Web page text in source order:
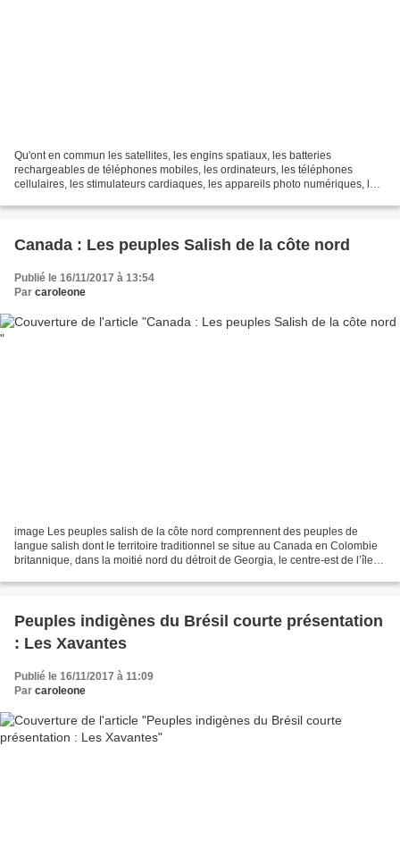
Qu'ont en commun les satellites, les engins spatiaux, les batteries
rechargeables de téléphones mobiles, les ordinateurs, les téléphones
cellulaires, les stimulateurs cardiaques, les appareils photo numériques, les
Canada : Les peuples Salish de la côte nord
Publié le 16/11/2017 à 13:54
Par caroleone
image Les peuples salish de la côte nord comprennent des peuples de
langue salish dont le territoire traditionnel se situe au Canada en Colombie
britannique, dans la moitié nord du détroit de Georgia, le centre-est de l’île
Peuples indigènes du Brésil courte présentation
: Les Xavantes
Publié le 16/11/2017 à 11:09
Par caroleone